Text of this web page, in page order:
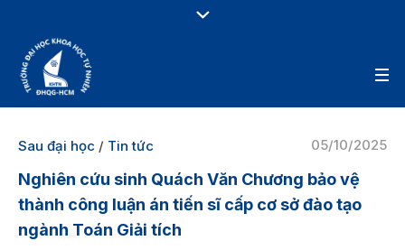
05/10/2025
Sau đại học / Tin tức
Nghiên cứu sinh Quách Văn Chương bảo vệ
thành công luận án tiến sĩ cấp cơ sở đào tạo
ngành Toán Giải tích